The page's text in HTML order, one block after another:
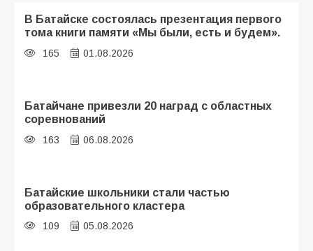
В Батайске состоялась презентация первого
тома книги памяти «Мы были, есть и будем».
165 01.08.2026
Батайчане привезли 20 наград с областных
соревнований
163 06.08.2026
Батайские школьники стали частью
образовательного кластера
109 05.08.2026